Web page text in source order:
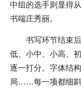
中组的选手则显得
书端庄秀丽。
书写环节结束
低、小中、小高、
逐一打分。字体结
局……每一项都细斟